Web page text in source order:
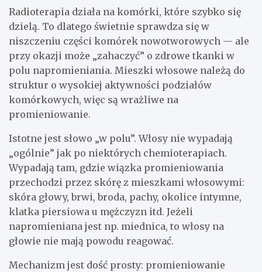
Radioterapia działa na komórki, które szybko się
dzielą. To dlatego świetnie sprawdza się w
niszczeniu części komórek nowotworowych — ale
przy okazji może „zahaczyć” o zdrowe tkanki w
polu napromieniania. Mieszki włosowe należą do
struktur o wysokiej aktywności podziałów
komórkowych, więc są wrażliwe na
promieniowanie.
Istotne jest słowo „w polu”. Włosy nie wypadają
„ogólnie” jak po niektórych chemioterapiach.
Wypadają tam, gdzie wiązka promieniowania
przechodzi przez skórę z mieszkami włosowymi:
skóra głowy, brwi, broda, pachy, okolice intymne,
klatka piersiowa u mężczyzn itd. Jeżeli
napromieniana jest np. miednica, to włosy na
głowie nie mają powodu reagować.
Mechanizm jest dość prosty: promieniowanie